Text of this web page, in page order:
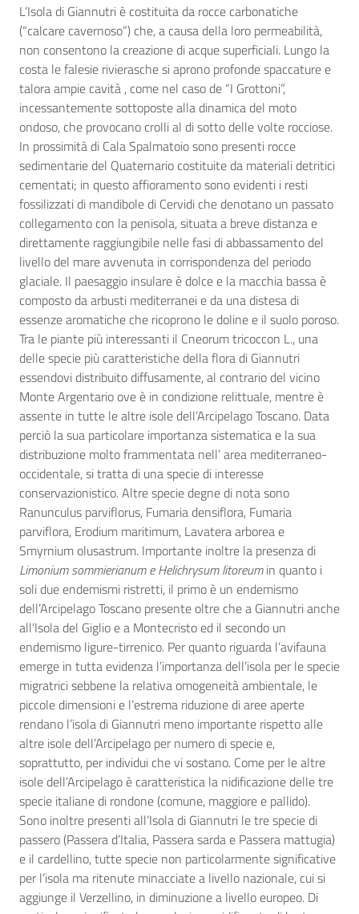
L’Isola di Giannutri è costituita da rocce carbonatiche
(“calcare cavernoso”) che, a causa della loro permeabilità,
non consentono la creazione di acque superficiali. Lungo la
costa le falesie rivierasche si aprono profonde spaccature e
talora ampie cavità , come nel caso de “I Grottoni”,
incessantemente sottoposte alla dinamica del moto
ondoso, che provocano crolli al di sotto delle volte rocciose.
In prossimità di Cala Spalmatoio sono presenti rocce
sedimentarie del Quaternario costituite da materiali detritici
cementati; in questo affioramento sono evidenti i resti
fossilizzati di mandibole di Cervidi che denotano un passato
collegamento con la penisola, situata a breve distanza e
direttamente raggiungibile nelle fasi di abbassamento del
livello del mare avvenuta in corrispondenza del periodo
glaciale. Il paesaggio insulare è dolce e la macchia bassa è
composto da arbusti mediterranei e da una distesa di
essenze aromatiche che ricoprono le doline e il suolo poroso.
Tra le piante più interessanti il Cneorum tricoccon L., una
delle specie più caratteristiche della flora di Giannutri
essendovi distribuito diffusamente, al contrario del vicino
Monte Argentario ove è in condizione relittuale, mentre è
assente in tutte le altre isole dell’Arcipelago Toscano. Data
perciò la sua particolare importanza sistematica e la sua
distribuzione molto frammentata nell’ area mediterraneo-
occidentale, si tratta di una specie di interesse
conservazionistico. Altre specie degne di nota sono
Ranunculus parviflorus, Fumaria densiflora, Fumaria
parviflora, Erodium maritimum, Lavatera arborea e
Smyrnium olusastrum. Importante inoltre la presenza di
Limonium sommierianum e Helichrysum litoreumin quanto i
soli due endemismi ristretti, il primo è un endemismo
dell’Arcipelago Toscano presente oltre che a Giannutri anche
all’Isola del Giglio e a Montecristo ed il secondo un
endemismo ligure-tirrenico. Per quanto riguarda l’avifauna
emerge in tutta evidenza l’importanza dell’isola per le specie
migratrici sebbene la relativa omogeneità ambientale, le
piccole dimensioni e l’estrema riduzione di aree aperte
rendano l’isola di Giannutri meno importante rispetto alle
altre isole dell’Arcipelago per numero di specie e,
soprattutto, per individui che vi sostano. Come per le altre
isole dell’Arcipelago è caratteristica la nidificazione delle tre
specie italiane di rondone (comune, maggiore e pallido).
Sono inoltre presenti all’Isola di Giannutri le tre specie di
passero (Passera d’Italia, Passera sarda e Passera mattugia)
e il cardellino, tutte specie non particolarmente significative
per l’isola ma ritenute minacciate a livello nazionale, cui si
aggiunge il Verzellino, in diminuzione a livello europeo. Di